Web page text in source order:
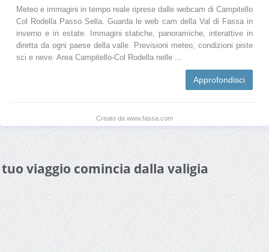
Meteo e immagini in tempo reale riprese dalle webcam di Campitello
Col Rodella Passo Sella. Guarda le web cam della Val di Fassa in
inverno e in estate. Immagini statiche, panoramiche, interattive in
diretta da ogni paese della valle. Previsioni meteo, condizioni piste
sci e neve. Area Campitello-Col Rodella nelle ...
Approfondisci
Creato da www.fassa.com
viaggio comincia dalla valigia